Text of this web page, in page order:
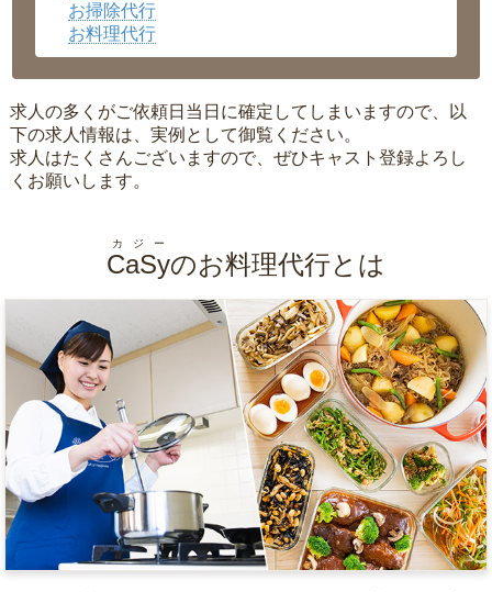
お掃除代行
お料理代行
求人の多くがご依頼日当日に確定してしまいますので、以
下の求人情報は、実例として御覧ください。
求人はたくさんございますので、ぜひキャスト登録よろし
くお願いします。
CaSy
カジー
のお料理代行とは